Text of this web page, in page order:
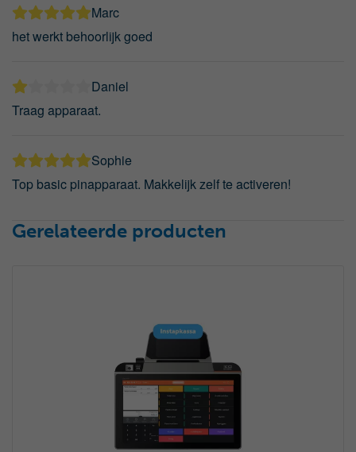
Marc
het werkt behoorlijk goed
Daniel
Traag apparaat.
Sophie
Top basic pinapparaat. Makkelijk zelf te activeren!
Gerelateerde producten